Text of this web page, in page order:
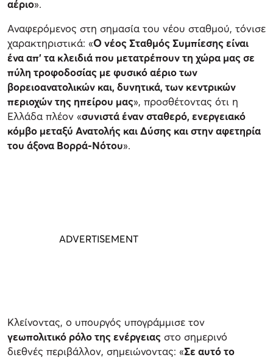
αέριο».
Αναφερόμενος στη σημασία του νέου σταθμού, τόνισε
χαρακτηριστικά: «Ο νέος Σταθμός Συμπίεσης είναι
ένα απ’ τα κλειδιά που μετατρέπουν τη χώρα μας σε
πύλη τροφοδοσίας με φυσικό αέριο των
βορειοανατολικών και, δυνητικά, των κεντρικών
περιοχών της ηπείρου μας», προσθέτοντας ότι η
Ελλάδα πλέον «συνιστά έναν σταθερό, ενεργειακό
κόμβο μεταξύ Ανατολής και Δύσης και στην αφετηρία
του άξονα Βορρά-Νότου».
Κλείνοντας, ο υπουργός υπογράμμισε τον
γεωπολιτικό ρόλο της ενέργειας στο σημερινό
διεθνές περιβάλλον, σημειώνοντας: «Σε αυτό το